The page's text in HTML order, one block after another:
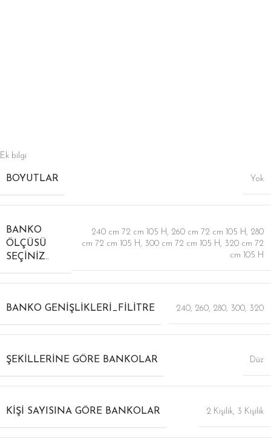
Ek bilgi
BOYUTLAR Yok
BANKO
ÖLÇÜSÜ
SEÇINIZ..
240 cm 72 cm 105 H , 260 cm 72 cm 105 H , 280
cm 72 cm 105 H , 300 cm 72 cm 105 H , 320 cm 72
cm 105 H
BANKO GENIŞLIKLERI_FILITRE 240, 260, 280, 300, 320
ŞEKILLERINE GÖRE BANKOLAR Düz
KIŞI SAYISINA GÖRE BANKOLAR 2 Kişilik, 3 Kişilik